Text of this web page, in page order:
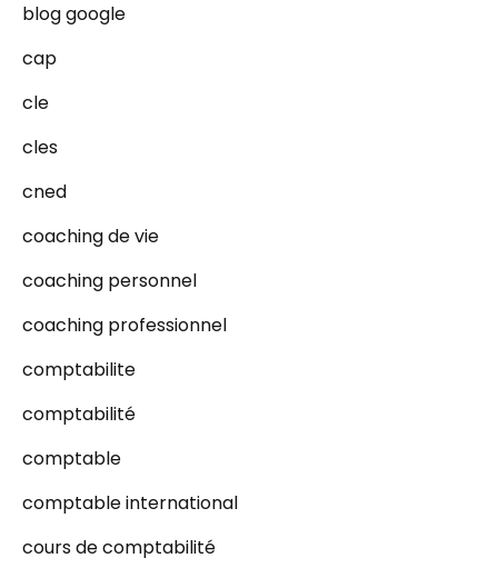
blog google
cap
cle
cles
cned
coaching de vie
coaching personnel
coaching professionnel
comptabilite
comptabilité
comptable
comptable international
cours de comptabilité